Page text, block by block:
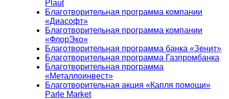
Plaut
Благотворительная программа компании
«Диасофт»
Благотворительная программа компании
«ФлорЭко»
Благотворительная программа банка «Зенит»
Благотворительная программа Газпромбанка
Благотворительная программа
«Металлоинвест»
Благотворительная акция «Капля помощи»
Parle Market